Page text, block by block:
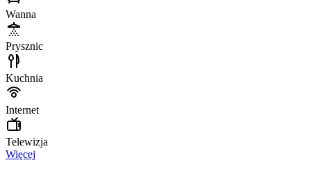
Wanna
Prysznic
Kuchnia
Internet
Telewizja
Więcej